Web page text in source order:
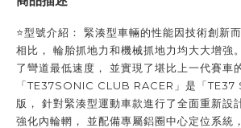
⭐️型號介紹： 緊湊型車輛的性能因技術創新
相比， 輪胎抓地力和機械抓地力均大大增強
了彎道最低速度， 並實現了堪比上一代賽車
「TE37SONIC CLUB RACER」是「TE37
版， 針對緊湊型運動車款進行了全面重新設
強化內輪輞， 並配備專屬鋁圈中心定位系統